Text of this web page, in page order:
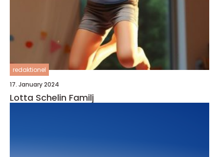
redaktionel
17. January 2024
Lotta Schelin Familj